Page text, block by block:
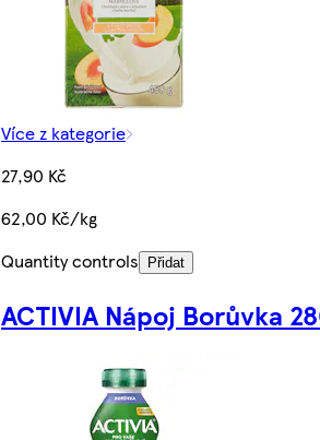
Více z kategorie
27,90 Kč
62,00 Kč/kg
Quantity controls
Přidat
ACTIVIA Nápoj Borůvka